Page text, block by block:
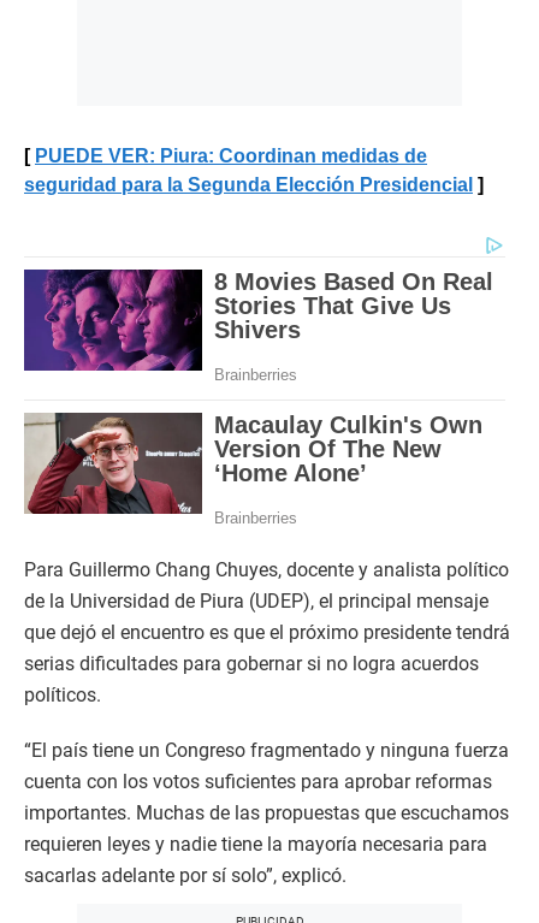
PUEDE VER: Piura: Coordinan medidas de
seguridad para la Segunda Elección Presidencial
Para Guillermo Chang Chuyes, docente y analista político
de la Universidad de Piura (UDEP), el principal mensaje
que dejó el encuentro es que el próximo presidente tendrá
serias dificultades para gobernar si no logra acuerdos
políticos.
“El país tiene un Congreso fragmentado y ninguna fuerza
cuenta con los votos suficientes para aprobar reformas
importantes. Muchas de las propuestas que escuchamos
requieren leyes y nadie tiene la mayoría necesaria para
sacarlas adelante por sí solo”, explicó.